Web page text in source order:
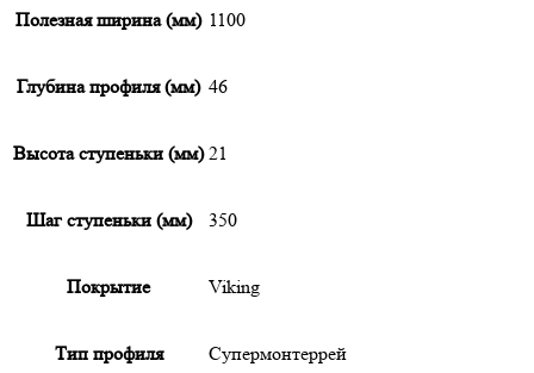
Полезная ширина (мм) 1100
Глубина профиля (мм) 46
Высота ступеньки (мм) 21
Шаг ступеньки (мм) 350
Покрытие Viking
Тип профиля Супермонтеррей